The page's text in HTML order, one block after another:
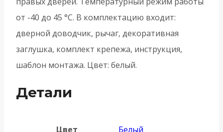
от -40 до 45 °С. В комплектацию входит:
дверной доводчик, рычаг, декоративная
заглушка, комплект крепежа, инструкция,
шаблон монтажа. Цвет: белый.
Детали
Цвет Белый